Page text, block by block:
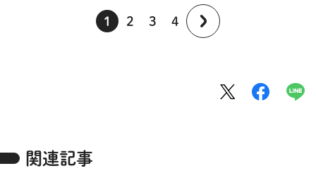
1 2 3 4
関連記事